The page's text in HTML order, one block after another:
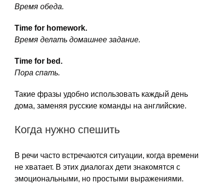
Время обеда.
Time for homework.
Время делать домашнее задание.
Time for bed.
Пора спать.
Такие фразы удобно использовать каждый день
дома, заменяя русские команды на английские.
Когда нужно спешить
В речи часто встречаются ситуации, когда времени
не хватает. В этих диалогах дети знакомятся с
эмоциональными, но простыми выражениями.